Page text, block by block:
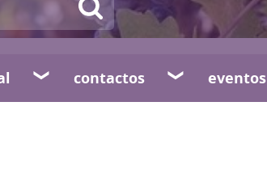
contactos eventos